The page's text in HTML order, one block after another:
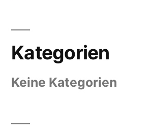
Kategorien
Keine Kategorien